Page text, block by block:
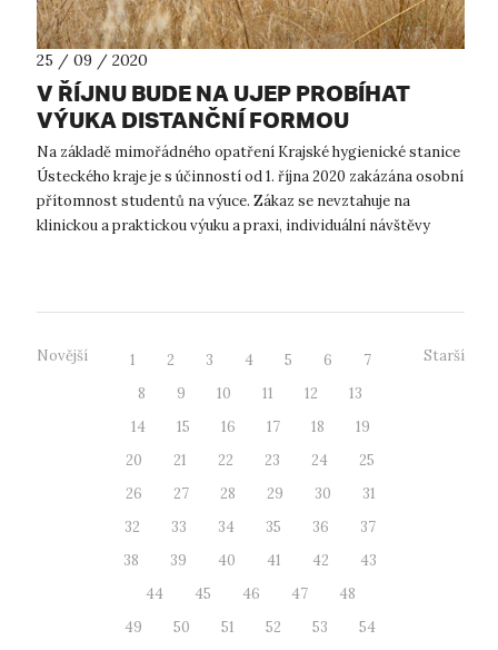
25 / 09 / 2020
V ŘÍJNU BUDE NA UJEP PROBÍHAT
VÝUKA DISTANČNÍ FORMOU
Na základě mimořádného opatření Krajské hygienické stanice
Ústeckého kraje je s účinností od 1. října 2020 zakázána osobní
přítomnost studentů na výuce. Zákaz se nevztahuje na
klinickou a praktickou výuku a praxi, individuální návštěvy
Novější 1 2 3 4 5 6
7
8
9 10 11 12
13
14
15 16 17 18
19
20
21 22 23 24
25
26
27 28 29 30
31
32
33 34 35 36
37
38
39 40 41 42
43
44
45 46 47
48
49
50 51 52 53
54
Starší